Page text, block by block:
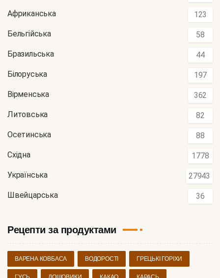
Африканська 123
Бельгійська 58
Бразильська 44
Білоруська 197
Вірменська 362
Литовська 82
Осетинська 88
Східна 1778
Українська 27943
Швейцарська 36
Рецепти за продуктами
ВАРЕНА КОВБАСА ВОДОРОСТІ ГРЕЦЬКІ ГОРІХИ